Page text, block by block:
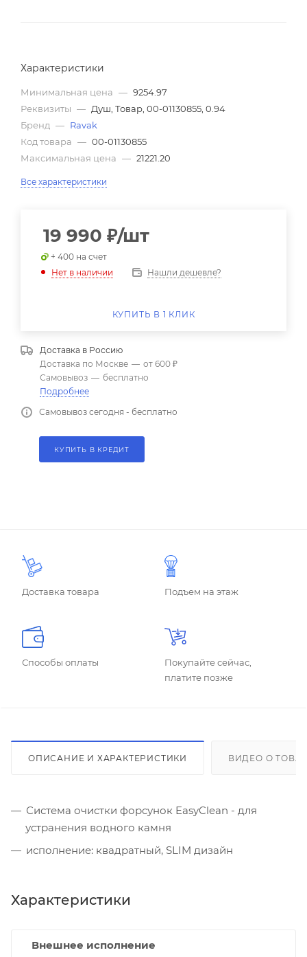
Характеристики
Минимальная цена — 9254.97
Реквизиты — Душ, Товар, 00-01130855, 0.94
Бренд — Ravak
Код товара — 00-01130855
Максимальная цена — 21221.20
Все характеристики
19 990 ₽/шт
+ 400 на счет
Нет в наличии
Нашли дешевле?
КУПИТЬ В 1 КЛИК
Доставка в Россию
Доставка по Москве — от 600 ₽
Самовывоз — бесплатно
Подробнее
Самовывоз сегодня - бесплатно
КУПИТЬ В КРЕДИТ
Доставка товара Подъем на этаж
Способы оплаты
Покупайте сейчас,
платите позже
ОПИСАНИЕ И ХАРАКТЕРИСТИКИ ВИДЕО О
Система очистки форсунок EasyClean - для
устранения водного камня
исполнение: квадратный, SLIM дизайн
Характеристики
Внешнее исполнение